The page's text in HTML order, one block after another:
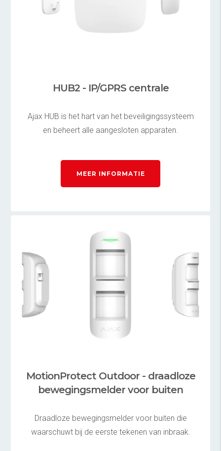
HUB2 - IP/GPRS centrale
Ajax HUB is het hart van het beveiligingssysteem
en beheert alle aangesloten apparaten.
MEER INFORMATIE
MotionProtect Outdoor - draadloze
bewegingsmelder voor buiten
Draadloze bewegingsmelder voor buiten die
waarschuwt bij de eerste tekenen van inbraak.